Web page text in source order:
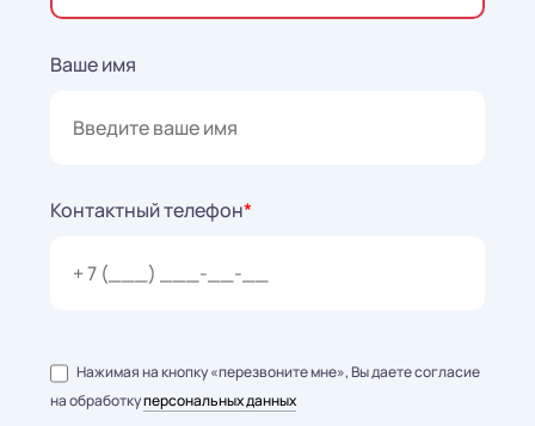
Ваше имя
Контактный телефон*
Нажимая на кнопку «перезвоните мне», Вы даете согласие
на обработкуперсональных данных